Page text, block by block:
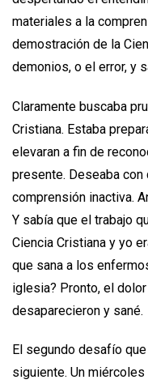
materiales a la
demostración de la
demonios, o el error, y
Claramente buscaba
Cristiana. Estaba
elevaran a fin de
presente. Deseaba
comprensión inactiva.
Y sabía que el trabajo
Ciencia Cristiana y yo
que sana a los
iglesia? Pronto, el
desaparecieron y sané.
El segundo desafío
siguiente. Un